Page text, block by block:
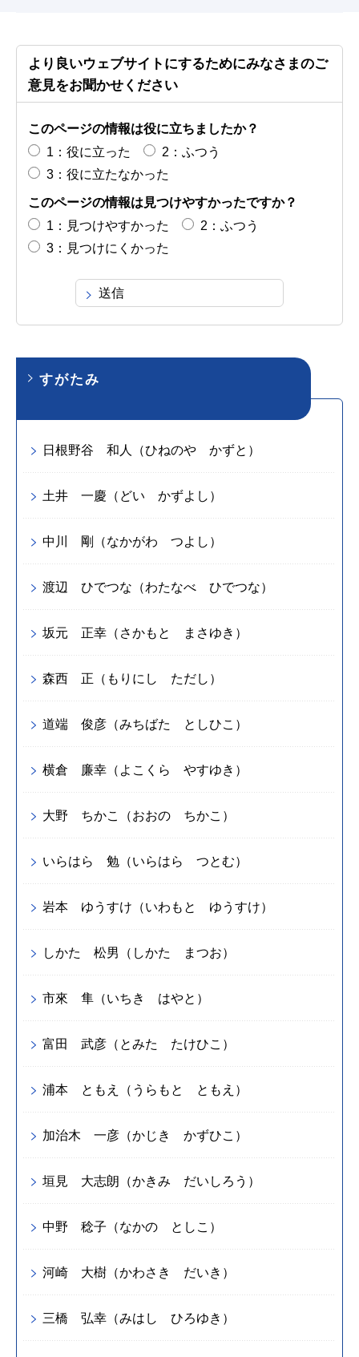
より良いウェブサイトにするためにみなさまのご
意見をお聞かせください
このページの情報は役に立ちましたか？
1：役に立った
2：ふつう
3：役に立たなかった
このページの情報は見つけやすかったですか？
1：見つけやすかった
2：ふつう
3：見つけにくかった
すがたみ
日根野谷 和人（ひねのや かずと）
土井 一慶（どい かずよし）
中川 剛（なかがわ つよし）
渡辺 ひでつな（わたなべ ひでつな）
坂元 正幸（さかもと まさゆき）
森西 正（もりにし ただし）
道端 俊彦（みちばた としひこ）
横倉 廉幸（よこくら やすゆき）
大野 ちかこ（おおの ちかこ）
いらはら 勉（いらはら つとむ）
岩本 ゆうすけ（いわもと ゆうすけ）
しかた 松男（しかた まつお）
市來 隼（いちき はやと）
富田 武彦（とみた たけひこ）
浦本 ともえ（うらもと ともえ）
加治木 一彦（かじき かずひこ）
垣見 大志朗（かきみ だいしろう）
中野 稔子（なかの としこ）
河崎 大樹（かわさき だいき）
三橋 弘幸（みはし ひろゆき）